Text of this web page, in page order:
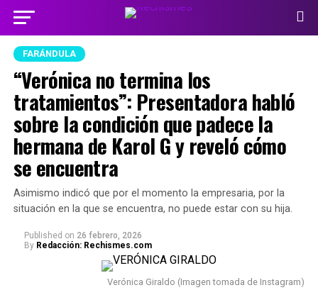
FARÁNDULA
“Verónica no termina los
tratamientos”: Presentadora habló
sobre la condición que padece la
hermana de Karol G y reveló cómo
se encuentra
Asimismo indicó que por el momento la empresaria, por la
situación en la que se encuentra, no puede estar con su hija.
Published on 26 febrero, 2026
By Redacción: Rechismes.com
Verónica Giraldo (Imagen tomada de Instagram)